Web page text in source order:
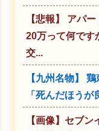
【悲報】 アパ
20万って何です
交...
【九州名物】
「死んだほうが
【画像】セブ